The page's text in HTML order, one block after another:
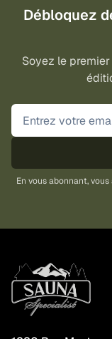
Débloquez
Soyez le
En vous abonnant,